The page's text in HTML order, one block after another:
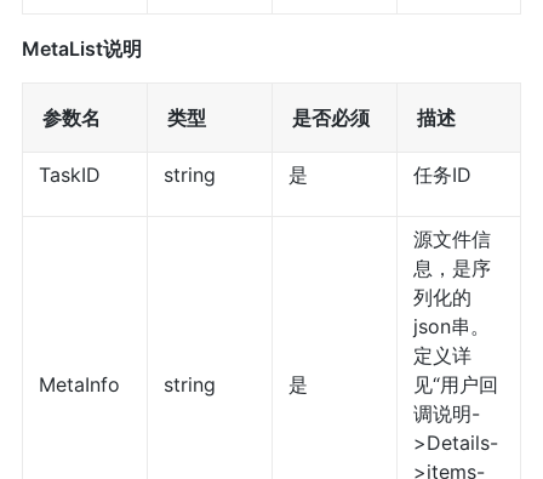
MetaList说明
参数名 类型 是否必须 描述
TaskID string 是 任务ID
MetaInfo string 是
源文件信
息，是序
列化的
json串。
定义详
见“用户回
调说明-
>Details-
>items-